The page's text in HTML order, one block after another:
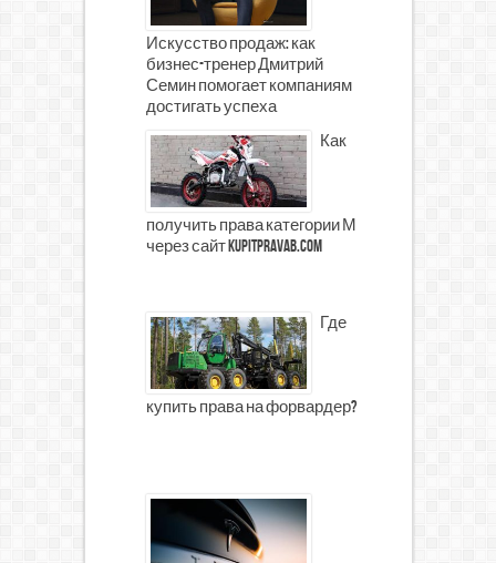
Искусство продаж: как
бизнес-тренер Дмитрий
Семин помогает компаниям
достигать успеха
Как
получить права категории М
через сайт kupitpravab.com
Где
купить права на форвардер?